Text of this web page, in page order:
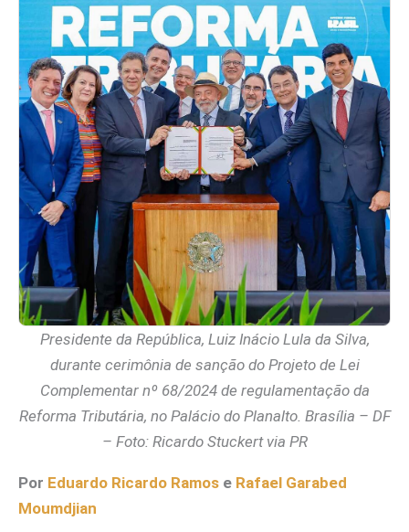
Presidente da República, Luiz Inácio Lula da Silva,
durante cerimônia de sanção do Projeto de Lei
Complementar nº 68/2024 de regulamentação da
Reforma Tributária, no Palácio do Planalto. Brasília – DF
– Foto: Ricardo Stuckert via PR
Por Eduardo Ricardo Ramos e Rafael Garabed
Moumdjian